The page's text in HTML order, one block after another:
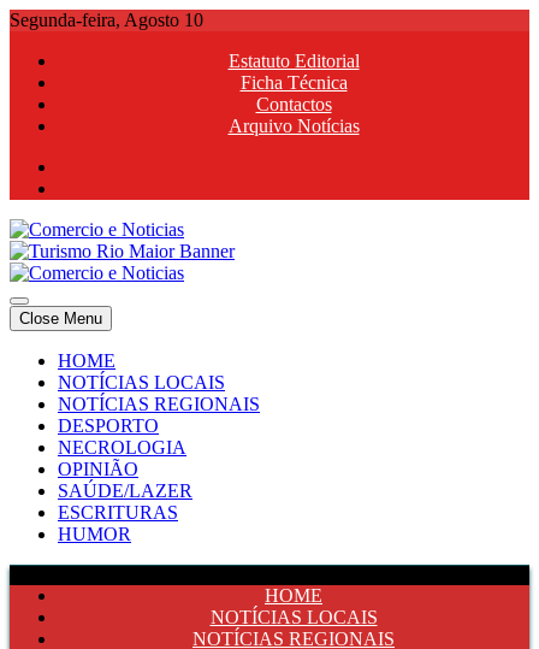
Skip
content
Segunda-feira, Agosto 10
Estatuto Editorial
Ficha Técnica
Contactos
Arquivo Notícias
Comercio e Noticias
Notícias e Publicidade Online
Comercio e Noticias
Notícias e Publicidade Online
Close Menu
HOME
NOTÍCIAS LOCAIS
NOTÍCIAS REGIONAIS
DESPORTO
NECROLOGIA
OPINIÃO
SAÚDE/LAZER
ESCRITURAS
HUMOR
HOME
NOTÍCIAS LOCAIS
NOTÍCIAS REGIONAIS